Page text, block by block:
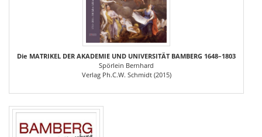
Die MATRIKEL DER AKADEMIE UND UNIVERSITÄT BAMBERG 1648–1803
Spörlein Bernhard
Verlag Ph.C.W. Schmidt (2015)